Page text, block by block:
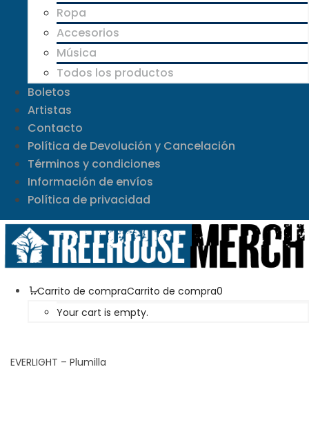
Ropa
Accesorios
Música
Todos los productos
Boletos
Artistas
Contacto
Política de Devolución y Cancelación
Términos y condiciones
Información de envíos
Política de privacidad
Carrito de compraCarrito de compra0
Your cart is empty.
EVERLIGHT – Plumilla